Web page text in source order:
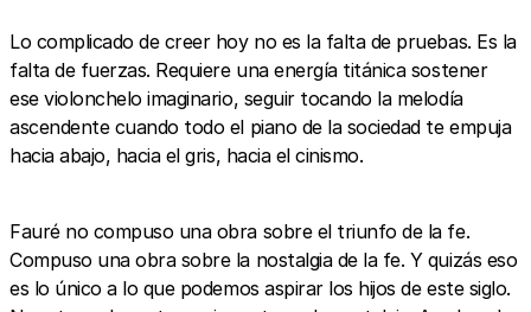
Lo complicado de creer hoy no es la falta de pruebas. Es la
falta de fuerzas. Requiere una energía titánica sostener
ese violonchelo imaginario, seguir tocando la melodía
ascendente cuando todo el piano de la sociedad te empuja
hacia abajo, hacia el gris, hacia el cinismo.
Fauré no compuso una obra sobre el triunfo de la fe.
Compuso una obra sobre la nostalgia de la fe. Y quizás eso
es lo único a lo que podemos aspirar los hijos de este siglo.